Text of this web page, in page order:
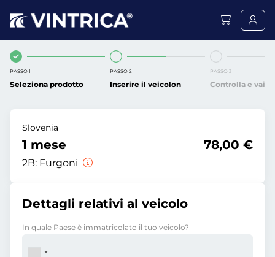
PASSO 1
Seleziona prodotto
PASSO 2
Inserire il veicolon
PASSO 3
Controlla e vai
Slovenia
1 mese
2B: Furgoni
78,00 €
Dettagli relativi al veicolo
In quale Paese è immatricolato il tuo veicolo?